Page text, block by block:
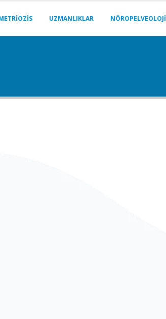
UZMANLIKLAR NÖROPELVEOLOJI